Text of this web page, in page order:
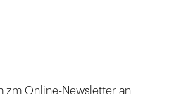
zm Online-Newsletter an